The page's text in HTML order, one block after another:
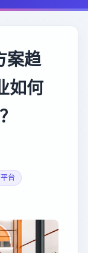
案趋
如何
台